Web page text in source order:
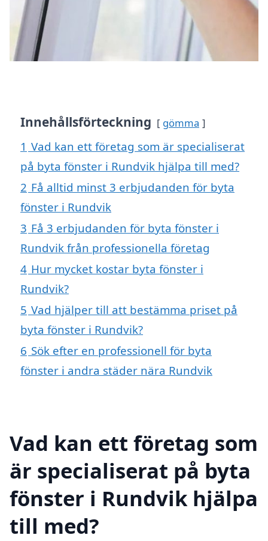
Innehållsförteckning gömma
1 Vad kan ett företag som är specialiserat
på byta fönster i Rundvik hjälpa till med?
2 Få alltid minst 3 erbjudanden för byta
fönster i Rundvik
3 Få 3 erbjudanden för byta fönster i
Rundvik från professionella företag
4 Hur mycket kostar byta fönster i
Rundvik?
5 Vad hjälper till att bestämma priset på
byta fönster i Rundvik?
6 Sök efter en professionell för byta
fönster i andra städer nära Rundvik
Vad kan ett företag som
är specialiserat på byta
fönster i Rundvik hjälpa
till med?